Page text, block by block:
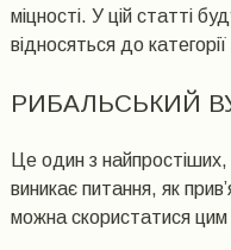
міцності. У цій статті
відносяться до
РИБАЛЬСЬКИЙ
Це один з
виникає питання, як
можна скористатися цим